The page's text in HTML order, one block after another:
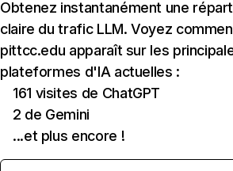
Obtenez instantanément une
claire du trafic LLM. Voyez
pittcc.edu apparaît sur les
plateformes d'IA actuelles :
161 visites de ChatGPT
2 de Gemini
...et plus encore !